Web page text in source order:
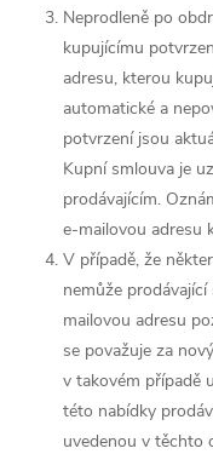
Neprodleně po
kupujícímu
adresu, kterou
automatické a
potvrzení jsou
Kupní smlouva je
prodávajícím.
e-mailovou adresu
V případě, že
nemůže
mailovou adresu
se považuje za
v takovém případě
této nabídky
uvedenou v těchto